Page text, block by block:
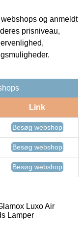
og anmeldt
prisniveau,
Link
Besøg webshop
Besøg webshop
Besøg webshop
Luxo Air
Lamper